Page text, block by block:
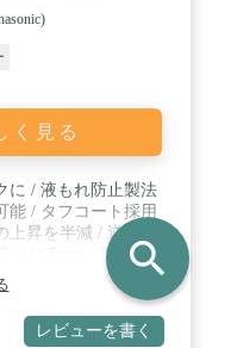
く見る
に / 液もれ防止製法
能 / タフコート採用
昇を半減 / 逆接防
/ 電圧:
音楽プレーヤー、ス
コンなど
レビューを書く
search